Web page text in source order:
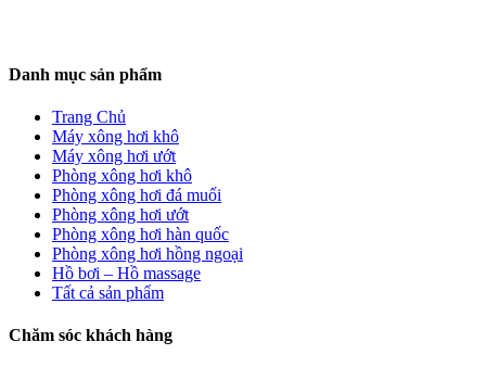
Danh mục sản phẩm
Trang Chủ
Máy xông hơi khô
Máy xông hơi ướt
Phòng xông hơi khô
Phòng xông hơi đá muối
Phòng xông hơi ướt
Phòng xông hơi hàn quốc
Phòng xông hơi hồng ngoại
Hồ bơi – Hồ massage
Tất cả sản phẩm
Chăm sóc khách hàng